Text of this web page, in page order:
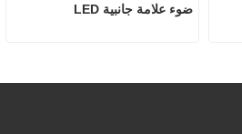
ضوء علامة جانبية LED